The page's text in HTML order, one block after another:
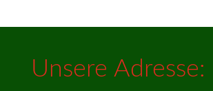
Unsere Adresse: